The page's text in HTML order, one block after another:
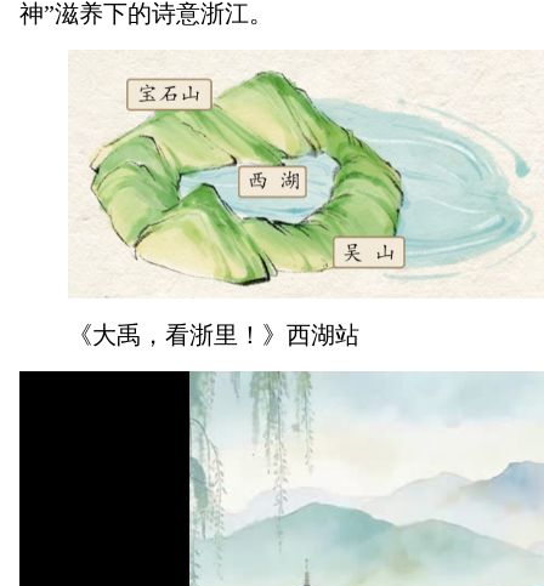
神”滋养下的诗意浙江。
《大禹，看浙里！》西湖站